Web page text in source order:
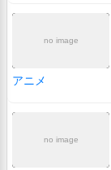
no image
アニメ
no image